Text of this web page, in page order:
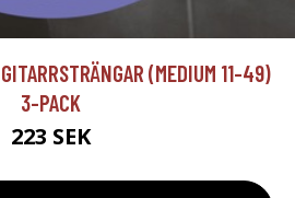
(MEDIUM 11-49)
3-PACK
223 SEK